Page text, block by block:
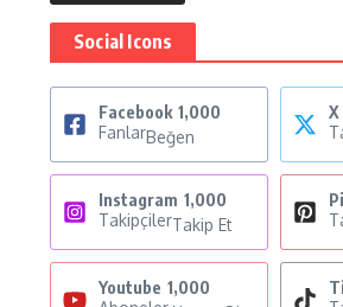
Social Icons
Facebook 1,000
FanlarBeğen
Instagram 1,000
TakipçilerTakip Et
Youtube 1,000